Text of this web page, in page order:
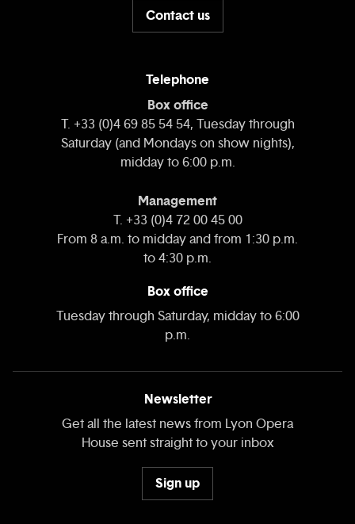
Contact us
Telephone
Box office
T. +33 (0)4 69 85 54 54, Tuesday through
Saturday (and Mondays on show nights),
midday to 6:00 p.m.
Management
T. +33 (0)4 72 00 45 00
From 8 a.m. to midday and from 1:30 p.m.
to 4:30 p.m.
Box office
Tuesday through Saturday, midday to 6:00
p.m.
Newsletter
Get all the latest news from Lyon Opera
House sent straight to your inbox
Sign up